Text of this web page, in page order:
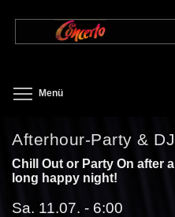
zum
Menü
Afterhour-Party &
Chill Out or Party On after a
long happy night!
Sa. 11.07. - 6:00